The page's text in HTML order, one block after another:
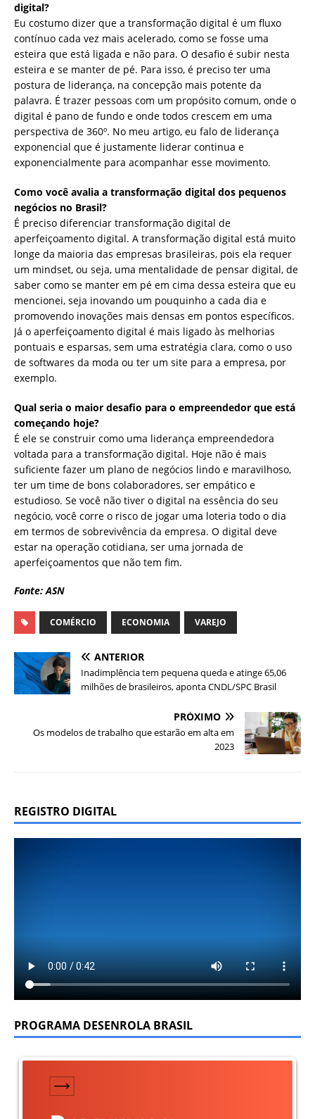
digital?
Eu costumo dizer que a transformação digital é um fluxo
contínuo cada vez mais acelerado, como se fosse uma
esteira que está ligada e não para. O desafio é subir nesta
esteira e se manter de pé. Para isso, é preciso ter uma
postura de liderança, na concepção mais potente da
palavra. É trazer pessoas com um propósito comum, onde o
digital é pano de fundo e onde todos crescem em uma
perspectiva de 360º. No meu artigo, eu falo de liderança
exponencial que é justamente liderar continua e
exponencialmente para acompanhar esse movimento.
Como você avalia a transformação digital dos pequenos
negócios no Brasil?
É preciso diferenciar transformação digital de
aperfeiçoamento digital. A transformação digital está muito
longe da maioria das empresas brasileiras, pois ela requer
um mindset, ou seja, uma mentalidade de pensar digital, de
saber como se manter em pé em cima dessa esteira que eu
mencionei, seja inovando um pouquinho a cada dia e
promovendo inovações mais densas em pontos específicos.
Já o aperfeiçoamento digital é mais ligado às melhorias
pontuais e esparsas, sem uma estratégia clara, como o uso
de softwares da moda ou ter um site para a empresa, por
exemplo.
Qual seria o maior desafio para o empreendedor que está
começando hoje?
É ele se construir como uma liderança empreendedora
voltada para a transformação digital. Hoje não é mais
suficiente fazer um plano de negócios lindo e maravilhoso,
ter um time de bons colaboradores, ser empático e
estudioso. Se você não tiver o digital na essência do seu
negócio, você corre o risco de jogar uma loteria todo o dia
em termos de sobrevivência da empresa. O digital deve
estar na operação cotidiana, ser uma jornada de
aperfeiçoamentos que não tem fim.
Fonte: ASN
COMÉRCIO ECONOMIA VAREJO
ANTERIOR
Inadimplência tem pequena queda e atinge 65,06
milhões de brasileiros, aponta CNDL/SPC Brasil
PRÓXIMO
Os modelos de trabalho que estarão em alta em
2023
REGISTRO DIGITAL
PROGRAMA DESENROLA BRASIL